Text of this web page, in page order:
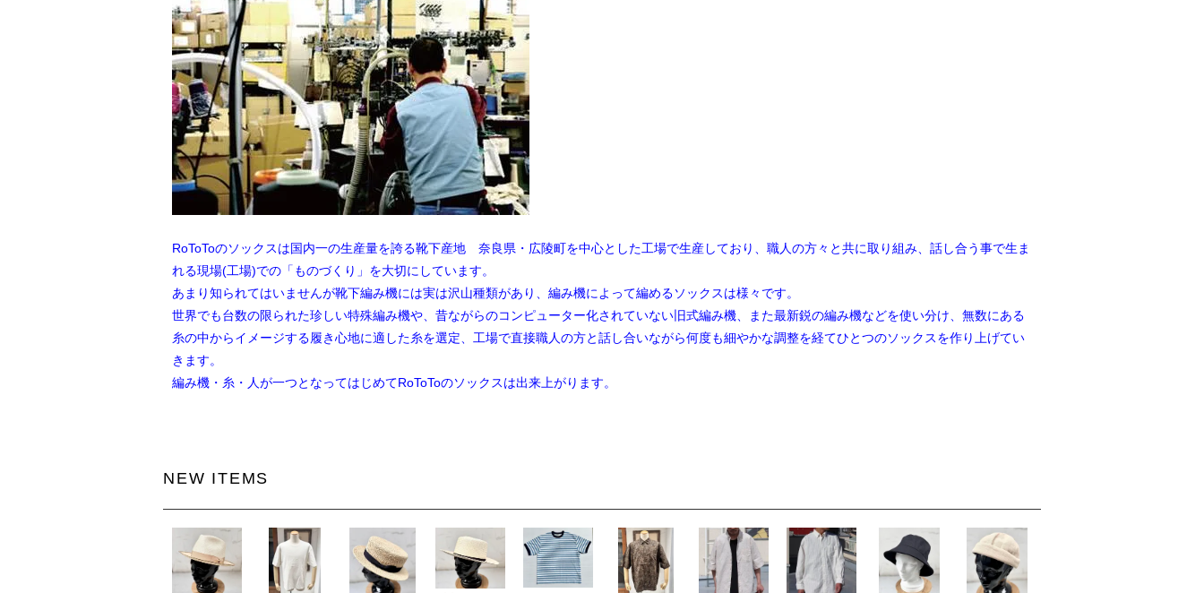
RoToToのソックスは国内一の生産量を誇る靴下産地 奈良県・広陵町を中心とした工場で生産しており、職人の方々と共に取り組み、話し合う事で生ま
れる現場(工場)での「ものづくり」を大切にしています。
あまり知られてはいませんが靴下編み機には実は沢山種類があり、編み機によって編めるソックスは様々です。
世界でも台数の限られた珍しい特殊編み機や、昔ながらのコンピューター化されていない旧式編み機、また最新鋭の編み機などを使い分け、無数にある
糸の中からイメージする履き心地に適した糸を選定、工場で直接職人の方と話し合いながら何度も細やかな調整を経てひとつのソックスを作り上げてい
きます。
編み機・糸・人が一つとなってはじめてRoToToのソックスは出来上がります。
NEW ITEMS